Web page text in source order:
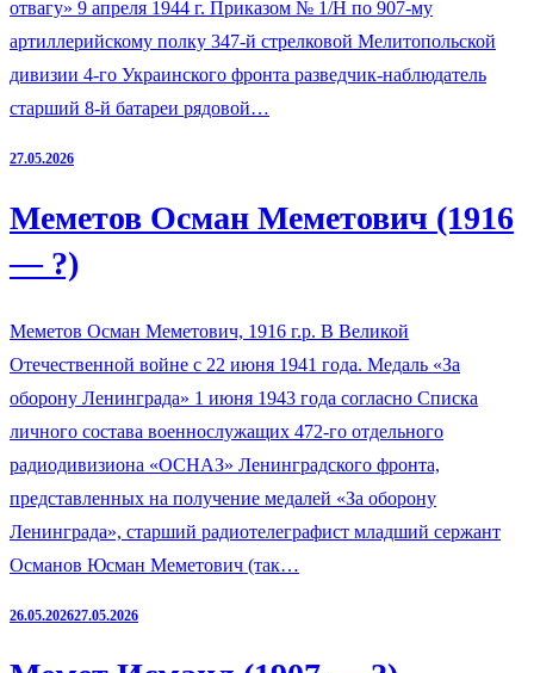
отвагу» 9 апреля 1944 г. Приказом № 1/Н по 907-му
артиллерийскому полку 347-й стрелковой Мелитопольской
дивизии 4-го Украинского фронта разведчик-наблюдатель
старший 8-й батареи рядовой…
27.05.2026
Меметов Осман Меметович (1916
— ?)
Меметов Осман Меметович, 1916 г.р. В Великой
Отечественной войне с 22 июня 1941 года. Медаль «За
оборону Ленинграда» 1 июня 1943 года согласно Списка
личного состава военнослужащих 472-го отдельного
радиодивизиона «ОСНАЗ» Ленинградского фронта,
представленных на получение медалей «За оборону
Ленинграда», старший радиотелеграфист младший сержант
Османов Юсман Меметович (так…
26.05.202627.05.2026